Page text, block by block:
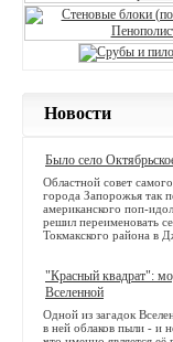
Новости
Было село
Областной совет
города Запорожья так
американского поп-
решил переименовать
Токмакского района в
"Красный квадрат":
Вселенной
Одной из загадок
в ней облаков пыли - и